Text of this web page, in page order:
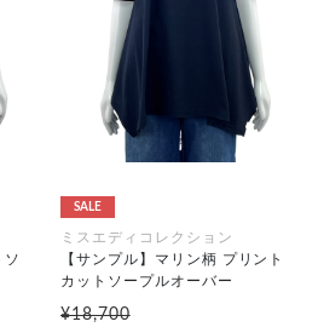
ソ
SALE
ミスエディコレクション
【サンプル】マリン柄 プリント
カットソープルオーバー
¥18,700